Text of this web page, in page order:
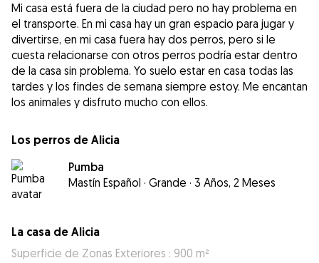
Mi casa está fuera de la ciudad pero no hay problema en
el transporte. En mi casa hay un gran espacio para jugar y
divertirse, en mi casa fuera hay dos perros, pero si le
cuesta relacionarse con otros perros podría estar dentro
de la casa sin problema. Yo suelo estar en casa todas las
tardes y los findes de semana siempre estoy. Me encantan
los animales y disfruto mucho con ellos.
Los perros de Alicia
Pumba
Mastín Español · Grande · 3 Años, 2 Meses
La casa de Alicia
Superficie de Zonas Exteriores : 900 m²